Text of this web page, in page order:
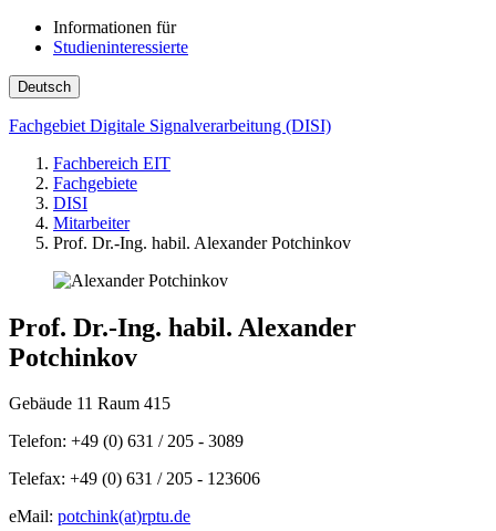
Informationen für
Studieninteressierte
Deutsch
Fachgebiet Digitale Signalverarbeitung (DISI)
Fachbereich EIT
Fachgebiete
DISI
Mitarbeiter
Prof. Dr.-Ing. habil. Alexander Potchinkov
Prof. Dr.-Ing. habil. Alexander
Potchinkov
Gebäude 11 Raum 415
Telefon: +49 (0) 631 / 205 - 3089
Telefax: +49 (0) 631 / 205 - 123606
eMail: potchink(at)rptu.de